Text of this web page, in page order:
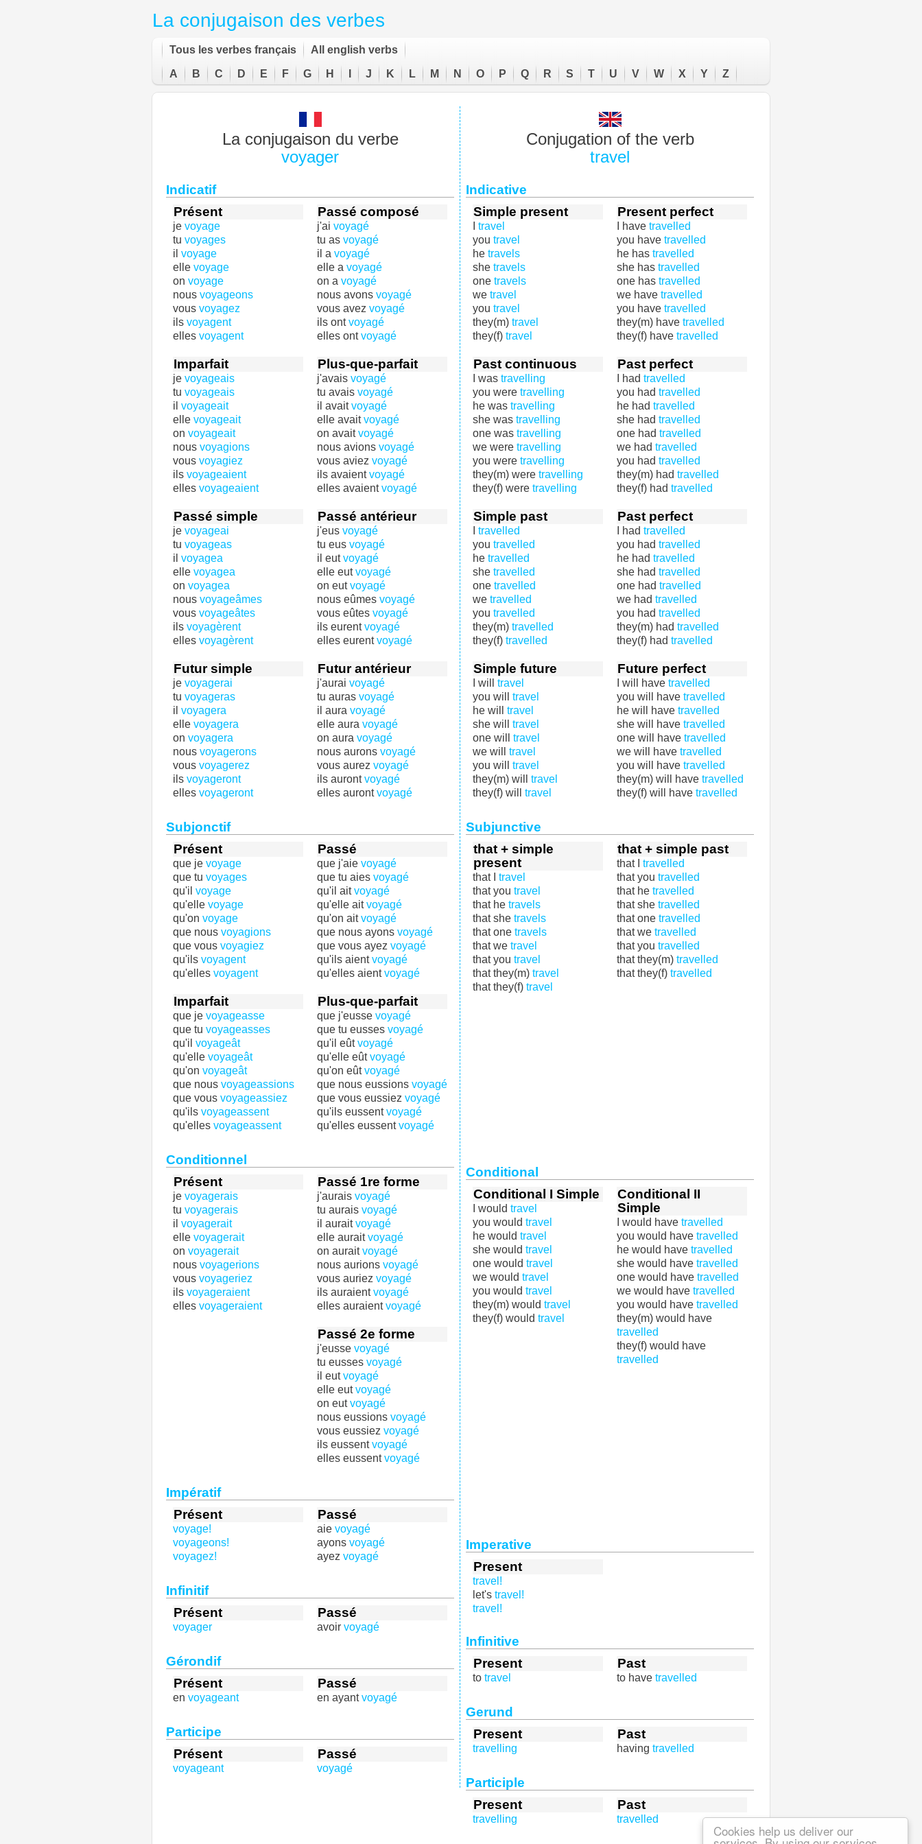
Cookies help us deliver our
La conjugaison des verbes
Tous les verbes français All english verbs
A B C D E F G H J K L M N O P Q R S T U V W X Y Z
La conjugaison du verbe
voyager
Indicatif
Présent
je voyage
tu voyages
il voyage
elle voyage
on voyage
nous voyageons
vous voyagez
ils voyagent
elles voyagent
Passé composé
j'ai voyagé
tu as voyagé
il a voyagé
elle a voyagé
on a voyagé
nous avons voyagé
vous avez voyagé
ils ontvoyagé
elles ontvoyagé
Imparfait
je voyageais
tu voyageais
il voyageait
elle voyageait
on voyageait
nous voyagions
vous voyagiez
ils voyageaient
elles voyageaient
Plus-que-parfait
j'avais voyagé
tu avais voyagé
il avaitvoyagé
elle avaitvoyagé
on avaitvoyagé
nous avions voyagé
vous aviez voyagé
ils avaientvoyagé
elles avaientvoyagé
Passé simple
je voyageai
tu voyageas
il voyagea
elle voyagea
on voyagea
nous voyageâmes
vous voyageâtes
ils voyagèrent
elles voyagèrent
Passé antérieur
j'eus voyagé
tu eus voyagé
il eutvoyagé
elle eutvoyagé
on eutvoyagé
nous eûmes voyagé
vous eûtes voyagé
ils eurentvoyagé
elles eurentvoyagé
Futur simple
je voyagerai
tu voyageras
il voyagera
elle voyagera
on voyagera
nous voyagerons
vous voyagerez
ils voyageront
elles voyageront
Futur antérieur
j'aurai voyagé
tu auras voyagé
il aura voyagé
elle aura voyagé
on aura voyagé
nous aurons voyagé
vous aurez voyagé
ils aurontvoyagé
elles aurontvoyagé
Subjonctif
Présent
que je voyage
que tu voyages
qu'il voyage
qu'elle voyage
qu'on voyage
que nous voyagions
que vous voyagiez
qu'ils voyagent
qu'elles voyagent
Passé
que j'aie voyagé
que tu aies voyagé
qu'il aitvoyagé
qu'elle aitvoyagé
qu'on aitvoyagé
que nous ayons voyagé
que vous ayez voyagé
qu'ils aientvoyagé
qu'elles aientvoyagé
Imparfait
que je voyageasse
que tu voyageasses
qu'il voyageât
qu'elle voyageât
qu'on voyageât
que nous voyageassions
que vous voyageassiez
qu'ils voyageassent
qu'elles voyageassent
Plus-que-parfait
que j'eusse voyagé
que tu eusses voyagé
qu'il eûtvoyagé
qu'elle eûtvoyagé
qu'on eûtvoyagé
que nous eussions voyagé
que vous eussiez voyagé
qu'ils eussentvoyagé
qu'elles eussentvoyagé
Conditionnel
Présent
je voyagerais
tu voyagerais
il voyagerait
elle voyagerait
on voyagerait
nous voyagerions
vous voyageriez
ils voyageraient
elles voyageraient
Passé 1re forme
j'aurais voyagé
tu aurais voyagé
il auraitvoyagé
elle auraitvoyagé
on auraitvoyagé
nous aurions voyagé
vous auriez voyagé
ils auraientvoyagé
elles auraientvoyagé
Passé 2e forme
j'eusse voyagé
tu eusses voyagé
il eutvoyagé
elle eutvoyagé
on eutvoyagé
nous eussions voyagé
vous eussiez voyagé
ils eussentvoyagé
elles eussentvoyagé
Impératif
Présent
voyage!
voyageons!
voyagez!
Passé
aie voyagé
ayons voyagé
ayez voyagé
Infinitif
Présent
voyager
Passé
avoir voyagé
Gérondif
Présent
en voyageant
Passé
en ayantvoyagé
Participe
Présent
voyageant
Passé
voyagé
Conjugation of the verb
travel
Indicative
Simple present
travel
you travel
he travels
she travels
one travels
we travel
you travel
they(m) travel
they(f) travel
Present perfect
I have travelled
you have travelled
he has travelled
she has travelled
one has travelled
we have travelled
you have travelled
they(m) have travelled
they(f) have travelled
Past continuous
I was travelling
you were travelling
he was travelling
she was travelling
one was travelling
we were travelling
you were travelling
they(m) were travelling
they(f) were travelling
Past perfect
I had travelled
you had travelled
he had travelled
she had travelled
one had travelled
we had travelled
you had travelled
they(m) had travelled
they(f) had travelled
Simple past
travelled
you travelled
he travelled
she travelled
one travelled
we travelled
you travelled
they(m) travelled
they(f) travelled
Past perfect
I had travelled
you had travelled
he had travelled
she had travelled
one had travelled
we had travelled
you had travelled
they(m) had travelled
they(f) had travelled
Simple future
I will travel
you will travel
he will travel
she will travel
one will travel
we will travel
you will travel
they(m) will travel
they(f) will travel
Future perfect
I will have travelled
you will have travelled
he will have travelled
she will have travelled
one will have travelled
we will have travelled
you will have travelled
they(m) will have travelled
they(f) will have travelled
Subjunctive
that + simple
present
that I travel
that you travel
that he travels
that she travels
that one travels
that we travel
that you travel
that they(m) travel
that they(f) travel
that + simple past
that I travelled
that you travelled
that he travelled
that she travelled
that one travelled
that we travelled
that you travelled
that they(m) travelled
that they(f) travelled
Conditional
Conditional I Simple
I would travel
you would travel
he would travel
she would travel
one would travel
we would travel
you would travel
they(m) would travel
they(f) would travel
Conditional II
Simple
I would have travelled
you would have travelled
he would have travelled
she would have travelled
one would have travelled
we would have travelled
you would have travelled
they(m) would have
travelled
they(f) would have
travelled
Imperative
Present
travel!
let's travel!
travel!
Infinitive
Present
to travel
Past
to have travelled
Gerund
Present
travelling
Past
having travelled
Participle
Present
travelling
Past
travelled